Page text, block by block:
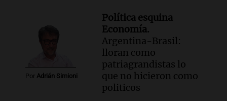
Por Adrián Simioni
Política esquina
Economía.
Argentina-Brasil:
lloran como
patriagrandistas lo
que no hicieron como
politicos